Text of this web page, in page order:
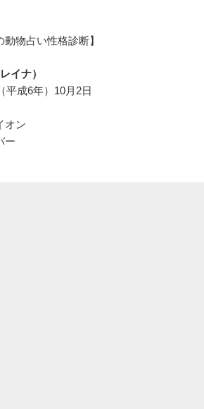
動物占い性格診断】
イナ）
平成6年）10月2日
オン
ー